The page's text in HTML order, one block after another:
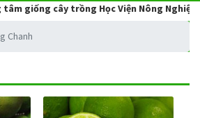
giống cây trồng Học Viện Nông Nghiệp
Chanh